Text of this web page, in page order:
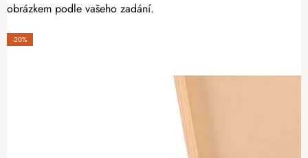
obrázkem podle vašeho zadání.
-20%